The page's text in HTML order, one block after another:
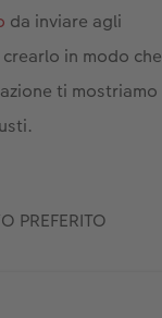
da inviare agli
in modo che
ti mostriamo